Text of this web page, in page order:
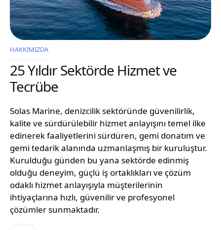
HAKKIMIZDA
25 Yıldır Sektörde Hizmet ve
Tecrübe
Solas Marine, denizcilik sektöründe güvenilirlik,
kalite ve sürdürülebilir hizmet anlayışını temel ilke
edinerek faaliyetlerini sürdüren, gemi donatım ve
gemi tedarik alanında uzmanlaşmış bir kuruluştur.
Kurulduğu günden bu yana sektörde edinmiş
olduğu deneyim, güçlü iş ortaklıkları ve çözüm
odaklı hizmet anlayışıyla müşterilerinin
ihtiyaçlarına hızlı, güvenilir ve profesyonel
çözümler sunmaktadır.